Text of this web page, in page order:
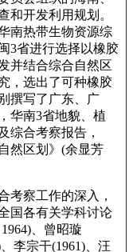
和开发利用规划。
南热带生物资源综
3省进行选择以橡胶
并结合综合自然区
，选出了可种橡胶
撰写了广东、广
华南3省地貌、植
综合考察报告，
然区划》(余显芳
考察工作的深入，
国各有关学科讨论
、曾昭璇
李宗干(1961)、汪